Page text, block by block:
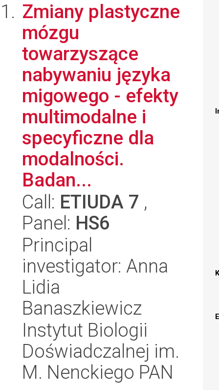
Zmiany plastyczne
mózgu
towarzyszące
nabywaniu języka
migowego - efekty
multimodalne i
specyficzne dla
modalności.
Badan...
Call: ETIUDA 7 ,
Panel: HS6
Principal
investigator: Anna
Lidia
Banaszkiewicz
Instytut Biologii
Doświadczalnej im.
M. Nenckiego PAN